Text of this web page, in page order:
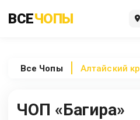
ВСЕЧОПЫ
Все Чопы Алтайский
ЧОП «Багира»